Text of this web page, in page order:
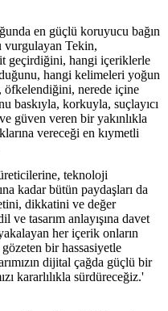
en güçlü koruyucu bağın
vurgulayan Tekin,
geçirdiğini, hangi içeriklerle
hangi kelimeleri yoğun
öfkelendiğini, nerede içine
baskıyla, korkuyla, suçlayıcı
güven veren bir yakınlıkla
vereceği en kıymetli
teknoloji
kadar bütün paydaşları da
dikkatini ve değer
ve tasarım anlayışına davet
her içerik onların
bir hassasiyetle
dijital çağda güçlü bir
kararlılıkla sürdüreceğiz.'